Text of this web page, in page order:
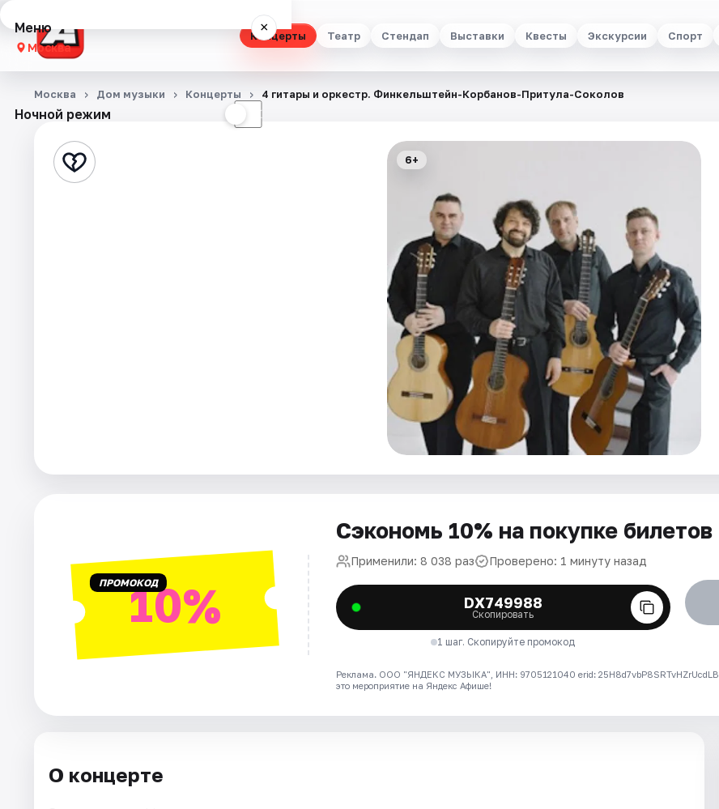
Концерты Театр Стендап Выставки Квесты Экскурсии Спорт
Меню ×
Москва
Концерты
Стендап
Ночной режим ☾
Москва Дом музыки Концерты 4 гитары и оркестр. Финкельштейн-Корбанов-Притула-Соколов
6+
ПРОМОКОД10%
Сэкономь 10% на покупке билетов
Применили: 8 038 раз Проверено: 1 минуту назад
DX749988
Скопировать
1 шаг. Скопируйте промокод
Реклама. ООО "ЯНДЕКС МУЗЫКА", ИНН: 9705121040 erid: 25H8d7vbP8SRTvHZrUcdLB
это мероприятие на Яндекс Афише!
О концерте